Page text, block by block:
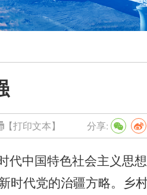
【打印文本】 分享:
代中国特色社会主义思想
时代党的治疆方略。
乡